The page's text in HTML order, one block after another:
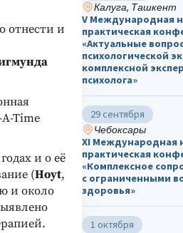
отнести и
Time
и о её
(Hoyt,
и около
Калуга, Ташкент
V Международная
практическая
«Актуальные
психологической
комплексной
психолога»
29 сентября
Чебоксары
ХΙ Международная
практическая
«Комплексное
с ограниченными
здоровья»
1 октября